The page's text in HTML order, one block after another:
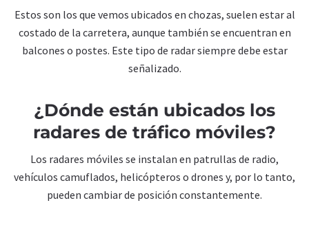
Estos son los que vemos ubicados en chozas, suelen estar al
costado de la carretera, aunque también se encuentran en
balcones o postes. Este tipo de radar siempre debe estar
señalizado.
¿Dónde están ubicados los
radares de tráfico móviles?
Los radares móviles se instalan en patrullas de radio,
vehículos camuflados, helicópteros o drones y, por lo tanto,
pueden cambiar de posición constantemente.